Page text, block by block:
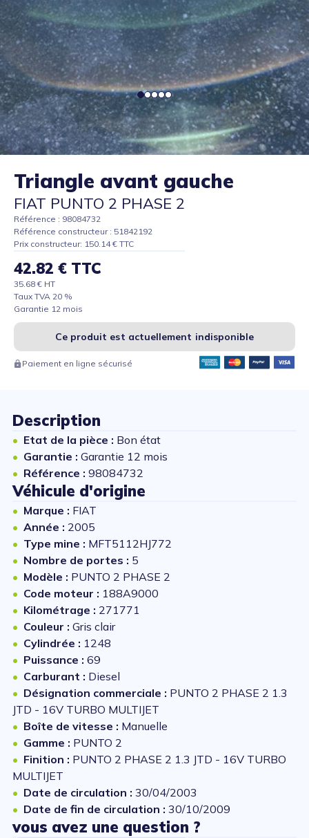
Triangle avant gauche
FIAT PUNTO 2 PHASE 2
Référence : 98084732
Référence constructeur : 51842192
Prix constructeur: 150.14 € TTC
42.82 € TTC
35.68 € HT
Taux TVA 20 %
Garantie 12 mois
Ce produit est actuellement indisponible
Paiement en ligne sécurisé
Description
Etat de la pièce : Bon état
Garantie : Garantie 12 mois
Référence : 98084732
Véhicule d'origine
Marque : FIAT
Année : 2005
Type mine : MFT5112HJ772
Nombre de portes : 5
Modèle : PUNTO 2 PHASE 2
Code moteur : 188A9000
Kilométrage : 271771
Couleur : Gris clair
Cylindrée : 1248
Puissance : 69
Carburant : Diesel
Désignation commerciale : PUNTO 2 PHASE 2 1.3
JTD - 16V TURBO MULTIJET
Boîte de vitesse : Manuelle
Gamme : PUNTO 2
Finition : PUNTO 2 PHASE 2 1.3 JTD - 16V TURBO
MULTIJET
Date de circulation : 30/04/2003
Date de fin de circulation : 30/10/2009
vous avez une question ?